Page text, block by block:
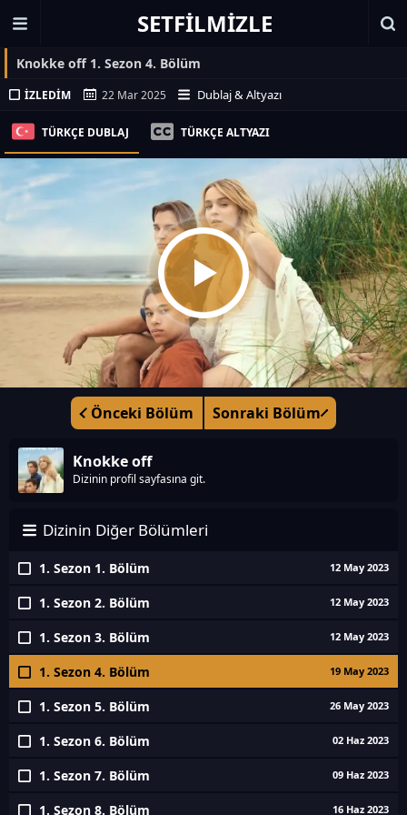
SETFILMIZLE
Knokke off 1. Sezon 4. Bölüm
İZLEDIM 22 Mar 2025 Dublaj & Altyazı
TÜRKÇE DUBLAJ TÜRKÇE ALTYAZI
Önceki Bölüm Sonraki Bölüm
Knokke off
Dizinin profil sayfasına git.
Dizinin Diğer Bölümleri
1. Sezon 1. Bölüm 12 May 2023
1. Sezon 2. Bölüm 12 May 2023
1. Sezon 3. Bölüm 12 May 2023
1. Sezon 4. Bölüm 19 May 2023
1. Sezon 5. Bölüm 26 May 2023
1. Sezon 6. Bölüm 02 Haz 2023
1. Sezon 7. Bölüm 09 Haz 2023
1. Sezon 8. Bölüm 16 Haz 2023